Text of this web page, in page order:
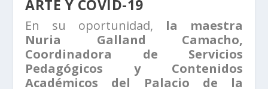
ARTE Y COVID-19
En su oportunidad, la maestra
Nuria Galland Camacho,
Coordinadora de Servicios
Pedagógicos y Contenidos
Académicos del Palacio de la